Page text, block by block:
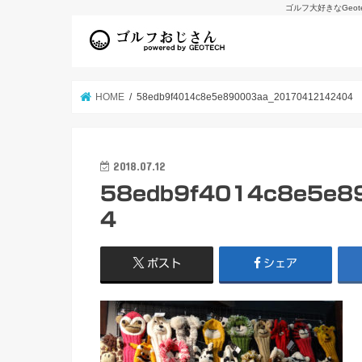
ゴルフ大好きな
HOME 58edb9f4014c8e5e890003aa_20170412142404
2018.07.12
4
ポスト シェア